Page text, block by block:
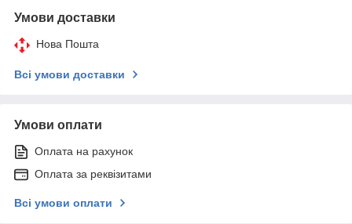
Умови доставки
Нова Пошта
Всі умови доставки
Умови оплати
Оплата на рахунок
Оплата за реквізитами
Всі умови оплати